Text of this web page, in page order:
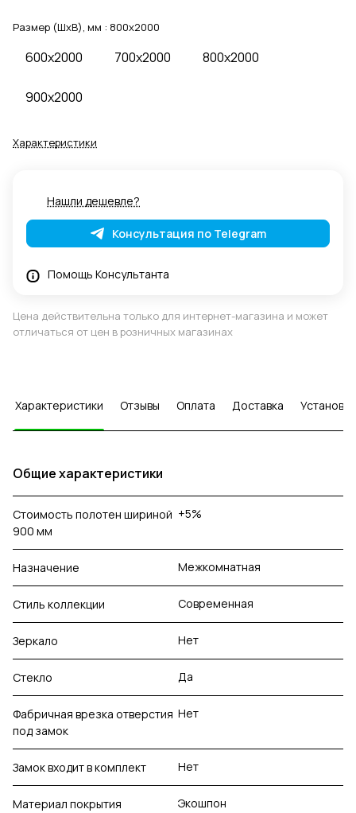
Размер (ШхВ), мм : 800x2000
600x2000 700x2000 800x2000
900x2000
Характеристики
Нашли дешевле?
Консультация по Telegram
Помощь Консультанта
Цена действительна только для интернет-магазина и может
отличаться от цен в розничных магазинах
Характеристики Отзывы Оплата Доставка Установка
Общие характеристики
Стоимость полотен шириной
900 мм
+5%
Назначение Межкомнатная
Стиль коллекции Современная
Зеркало Нет
Стекло Да
Фабричная врезка отверстия
под замок
Нет
Замок входит в комплект Нет
Материал покрытия Экошпон